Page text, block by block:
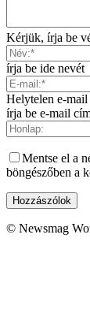
Kérjük, írja be
írja be ide nevét
Helytelen e-
írja be e-mail
Mentse el a
böngészőben a
© Newsmag